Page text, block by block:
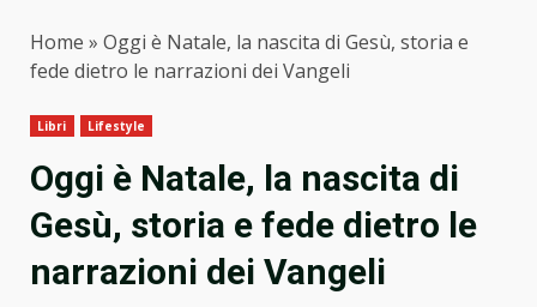
Home » Oggi è Natale, la nascita di Gesù, storia e
fede dietro le narrazioni dei Vangeli
Libri Lifestyle
Oggi è Natale, la nascita di
Gesù, storia e fede dietro le
narrazioni dei Vangeli